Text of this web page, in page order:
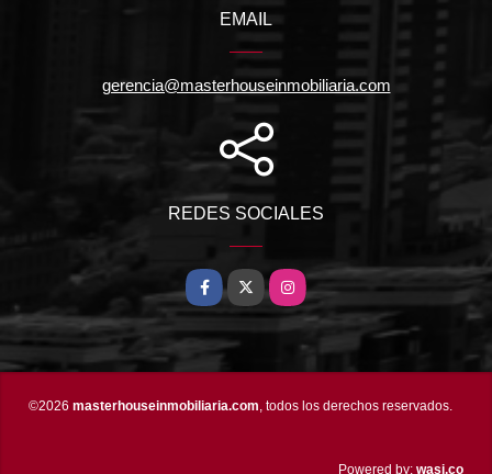
EMAIL
gerencia@masterhouseinmobiliaria.com
REDES SOCIALES
Facebook
X Instagram
©2026 masterhouseinmobiliaria.com, todos los derechos reservados.
Powered by: wasi.co